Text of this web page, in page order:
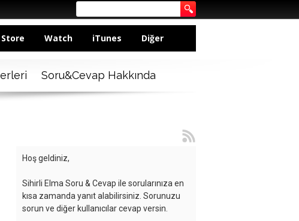
Watch iTunes Diğer
Soru&Cevap Hakkında
Hoş geldiniz,
Sihirli Elma Soru & Cevap ile sorularınıza en
kısa zamanda yanıt alabilirsiniz. Sorunuzu
sorun ve diğer kullanıcılar cevap versin.